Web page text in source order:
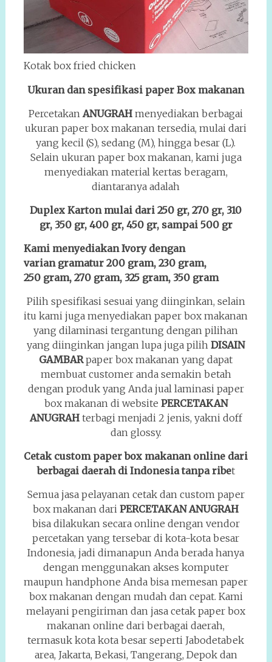
Kotak box fried chicken
Ukuran dan spesifikasi paper Box makanan
PercetakanANUGRAH menyediakan berbagai
ukuran paper box makanan tersedia, mulai dari
yang kecil (S), sedang (M), hingga besar (L).
Selain ukuran paper box makanan, kami juga
menyediakan material kertas beragam,
diantaranya adalah
Duplex Karton mulai dari 250 gr, 270 gr, 310
gr, 350 gr, 400 gr, 450 gr, sampai 500 gr
Kami menyediakan Ivory dengan
varian gramatur 200 gram, 230 gram,
250 gram, 270 gram, 325 gram, 350 gram
Pilih spesifikasi sesuai yang diinginkan, selain
itu kami juga menyediakan paper box makanan
yang dilaminasi tergantung dengan pilihan
yang diinginkan jangan lupa juga pilihDISAIN
GAMBARpaper box makanan yang dapat
membuat customer anda semakin betah
dengan produk yang Anda jual laminasi paper
box makanan di website PERCETAKAN
ANUGRAHterbagi menjadi 2 jenis, yakni doff
dan glossy.
Cetak custom paper box makanan online dari
berbagai daerah di Indonesia tanpa ribet
Semua jasa pelayanan cetak dan custom paper
box makanan dariPERCETAKAN ANUGRAH
bisa dilakukan secara online dengan vendor
percetakan yang tersebar di kota-kota besar
Indonesia, jadi dimanapun Anda berada hanya
dengan menggunakan akses komputer
maupun handphone Anda bisa memesan paper
box makanan dengan mudah dan cepat. Kami
melayani pengiriman dan jasa cetak paper box
makanan online dari berbagai daerah,
termasuk kota kota besar seperti Jabodetabek
area, Jakarta, Bekasi, Tangerang, Depok dan